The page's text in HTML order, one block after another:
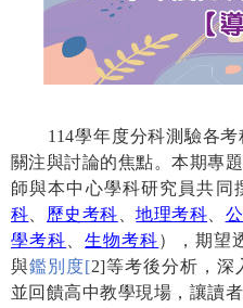
114學年度分科測驗各
關注與討論的焦點。本期專
師與本中心學科研究員共同
科
歷史考科 、地理考科
學考科 、生物考科），期望
與鑑別度[2]等考後分析，深
並回饋高中教學現場，讓讀